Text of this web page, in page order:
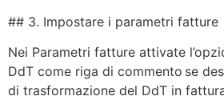
## 3. Impostare i parametri fatture
Nei Parametri fatture attivate
DdT come riga di commento se
di trasformazione del DdT in